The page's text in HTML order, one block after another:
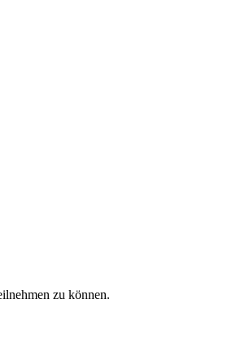
zu können.